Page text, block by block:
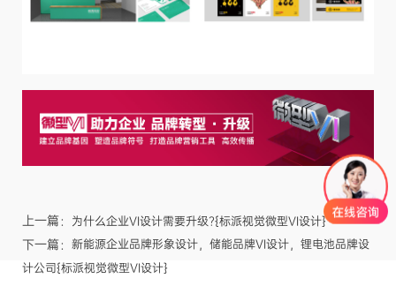
上一篇： 为什么企业VI设计需要升级?{标派视觉微型VI设计}
下一篇： 新能源企业品牌形象设计，储能品牌VI设计，锂电池品牌设
计公司{标派视觉微型VI设计}